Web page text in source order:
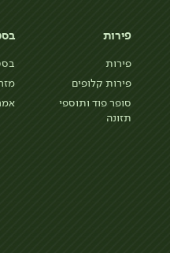
פירות
פירות
פירות קלופים
סופר פוד ותוספי
תזונה